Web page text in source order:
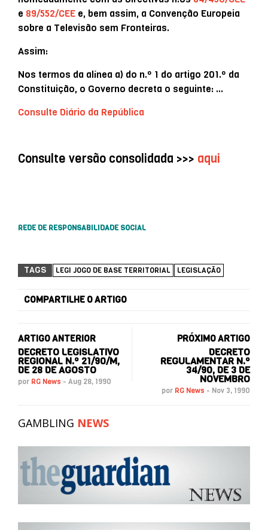
e 89/552/CEE e, bem assim, a Convenção Europeia
sobre a Televisão sem Fronteiras.
Assim:
Nos termos da alínea a) do n.º 1 do artigo 201.º da
Constituição, o Governo decreta o seguinte: …
Consulte Diário da República
Consulte versão consolidada >>> aqui
REDE DE RESPONSABILIDADE SOCIAL
TAGS LEGI JOGO DE BASE TERRITORIAL LEGISLAÇÃO
COMPARTILHE O ARTIGO
ARTIGO ANTERIOR
DECRETO LEGISLATIVO
REGIONAL N.º 21/90/M,
DE 28 DE AGOSTO
por RG News - Aug 28, 1990
PRÓXIMO ARTIGO
DECRETO
REGULAMENTAR N.º
34/90, DE 3 DE
NOVEMBRO
por RG News - Nov 3, 1990
GAMBLING NEWS